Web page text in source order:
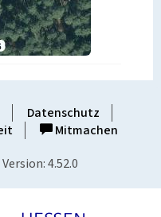
Datenschutz
Mitmachen
Version: 4.52.0